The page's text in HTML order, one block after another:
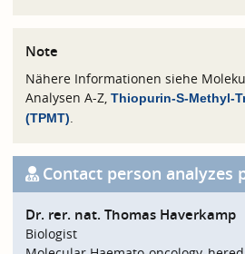
Note
Nähere Informationen siehe
Analysen A-Z, Thiopurin-S-Methyl-
(TPMT).
Contact person analyzes
Dr. rer. nat. Thomas Haverkamp
Biologist